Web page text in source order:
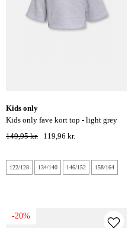
kids only
kids only fave kort top - light grey
melange
149,95 kr. 119,96 kr.
122/128 134/140 146/152 158/164
-20%